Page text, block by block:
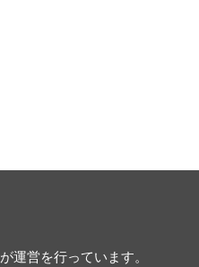
が運営を行っています。